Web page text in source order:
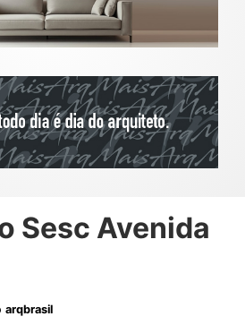
Sesc Avenida
arqbrasil